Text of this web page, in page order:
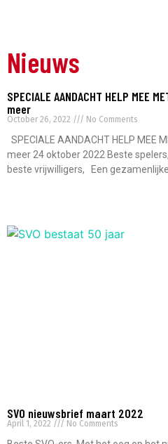
Nieuws
SPECIALE AANDACHT HELP MEE
meer
October 26, 2022 No Comments
SPECIALE AANDACHT HELP MEE
meer 24 oktober 2022 Beste
beste vrijwilligers, Een
SVO nieuwsbrief maart 2022
April 1, 2022 No Comments